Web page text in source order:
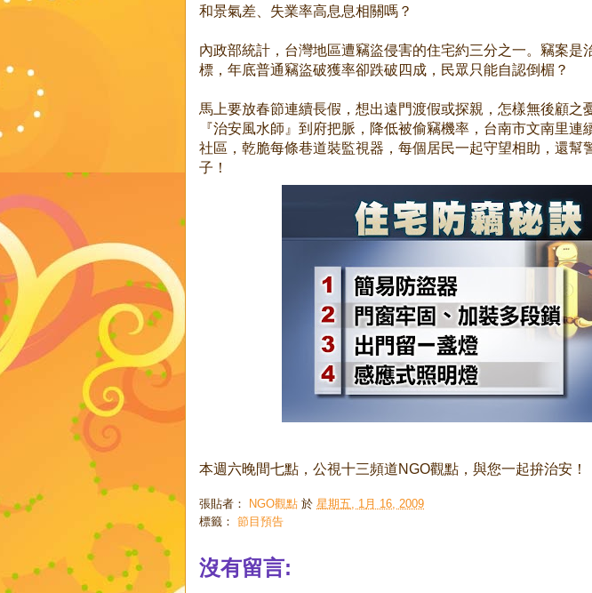
和景氣差、失業率高息息相關嗎？
內政部統計，台灣地區遭竊盜侵害的住宅約三分之一。竊案是
標，年底普通竊盜破獲率卻跌破四成，民眾只能自認倒楣？
馬上要放春節連續長假，想出遠門渡假或探親，怎樣無後顧之
『治安風水師』到府把脈，降低被偷竊機率，台南市文南里連
社區，乾脆每條巷道裝監視器，每個居民一起守望相助，還幫
子！
本週六晚間七點，公視十三頻道NGO觀點，與您一起拚治安！
張貼者： NGO觀點 於 星期五, 1月 16, 2009
標籤： 節目預告
沒有留言: